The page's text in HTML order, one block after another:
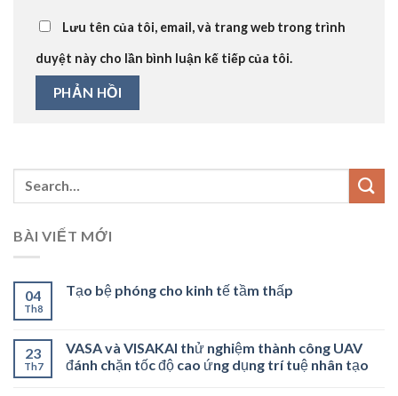
Lưu tên của tôi, email, và trang web trong trình
duyệt này cho lần bình luận kế tiếp của tôi.
BÀI VIẾT MỚI
04
Th8
Tạo bệ phóng cho kinh tế tầm thấp
23
Th7
VASA và VISAKAI thử nghiệm thành công UAV
đánh chặn tốc độ cao ứng dụng trí tuệ nhân tạo